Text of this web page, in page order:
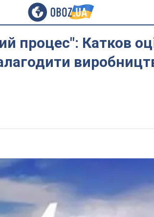
процес": Катков